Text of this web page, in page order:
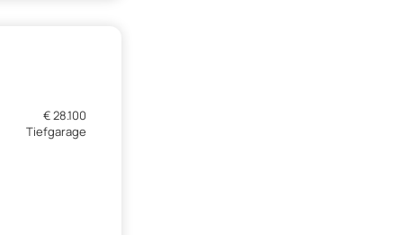
€ 28.100
Tiefgarage